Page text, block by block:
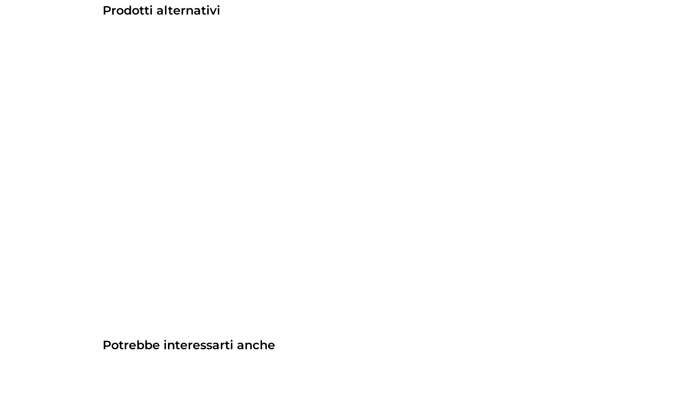
Prodotti alternativi
Potrebbe interessarti anche